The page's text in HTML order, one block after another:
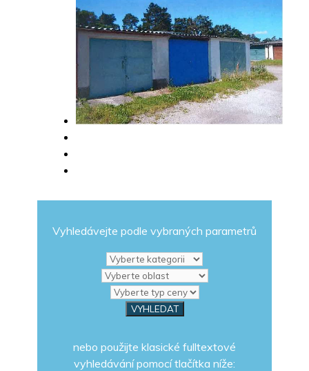
Vyhledávejte podle vybraných parametrů
nebo použijte klasické fulltextové
vyhledávání pomocí tlačítka níže: